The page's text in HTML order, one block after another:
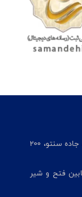
شعبه مرکزی: تبریز، میدان راه آهن، جاده سنتو، 200
فتح و شیر